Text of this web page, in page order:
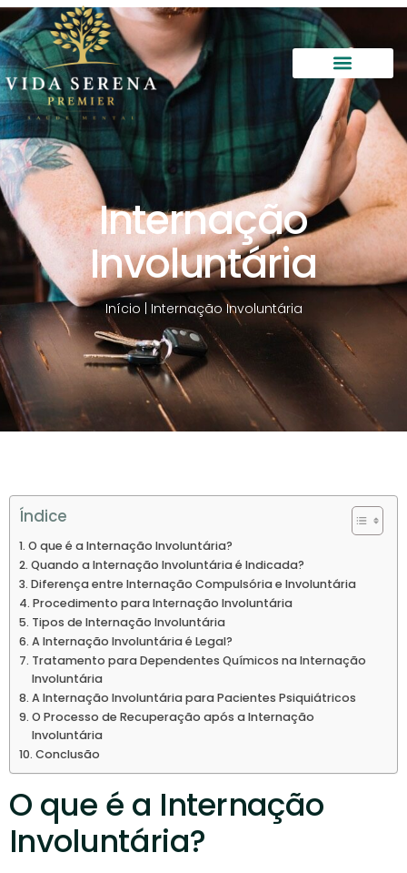
Internação
Involuntária
Início | Internação Involuntária
Índice
O que é a Internação Involuntária?
Quando a Internação Involuntária é Indicada?
Diferença entre Internação Compulsória e Involuntária
Procedimento para Internação Involuntária
Tipos de Internação Involuntária
A Internação Involuntária é Legal?
Tratamento para Dependentes Químicos na Internação
Involuntária
A Internação Involuntária para Pacientes Psiquiátricos
O Processo de Recuperação após a Internação
Involuntária
Conclusão
O que é a Internação
Involuntária?